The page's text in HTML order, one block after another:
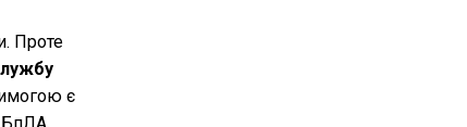
Проте
є